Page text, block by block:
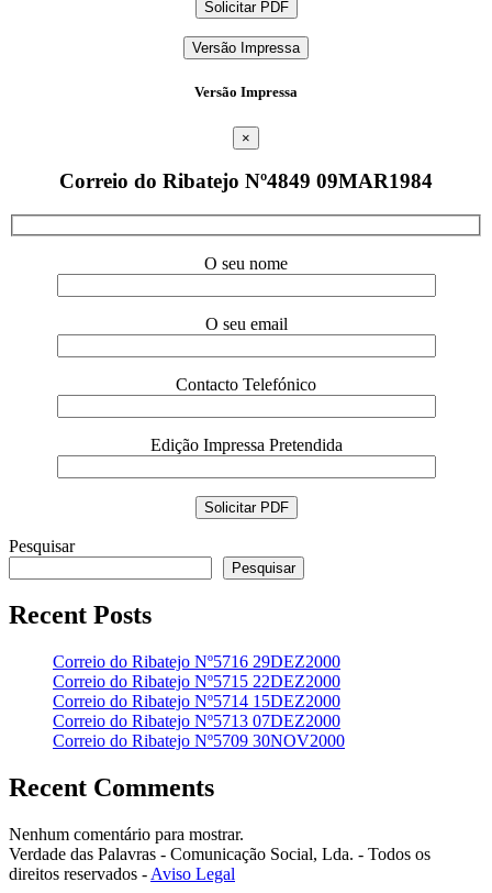
Versão Impressa
Versão Impressa
×
Correio do Ribatejo Nº4849 09MAR1984
O seu nome
O seu email
Contacto Telefónico
Edição Impressa Pretendida
Pesquisar
Pesquisar
Recent Posts
Correio do Ribatejo Nº5716 29DEZ2000
Correio do Ribatejo Nº5715 22DEZ2000
Correio do Ribatejo Nº5714 15DEZ2000
Correio do Ribatejo Nº5713 07DEZ2000
Correio do Ribatejo Nº5709 30NOV2000
Recent Comments
Nenhum comentário para mostrar.
Verdade das Palavras - Comunicação Social, Lda. - Todos os
direitos reservados - Aviso Legal